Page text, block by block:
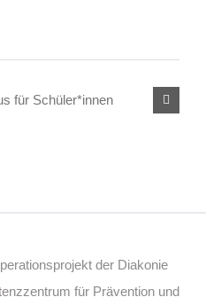
für
der Diakonie
für Prävention und